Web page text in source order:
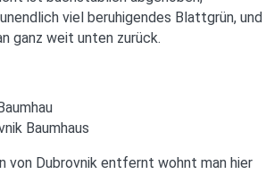
viel beruhigendes Blattgrün, und
ganz weit unten zurück.
Baumhaus
von Dubrovnik entfernt wohnt man hier